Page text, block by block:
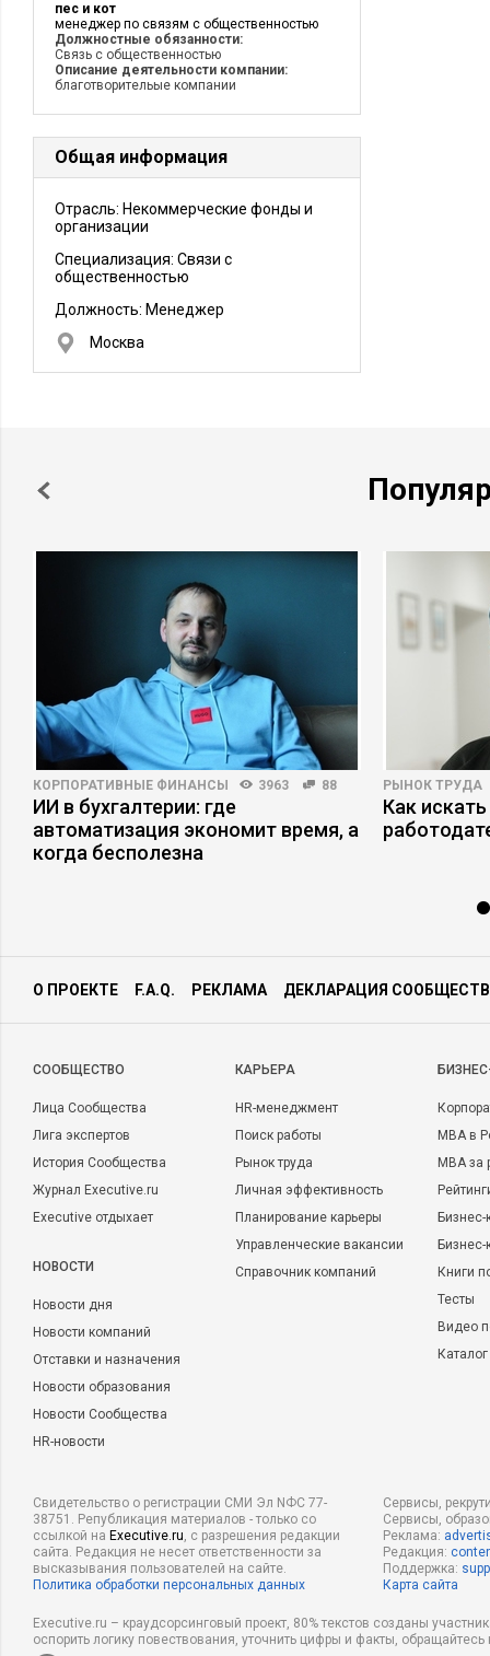
пес и кот
менеджер по связям с общественностью
Должностные обязанности:
Связь с общественностью
Описание деятельности компании:
благотворительые компании
Общая информация
Отрасль: Некоммерческие фонды и
организации
Специализация: Связи с
общественностью
Должность: Менеджер
Москва
КОРПОРАТИВНЫЕ ФИНАНСЫ 3963 88
ИИ в бухгалтерии: где
автоматизация экономит время, а
когда бесполезна
РЫНОК ТРУДА
Как
О ПРОЕКТЕ F.A.Q. РЕКЛАМА ДЕКЛАРАЦИЯ
CООБЩЕСТВО
Лица Сообщества
Лига экспертов
История Сообщества
Журнал Executive.ru
Executive отдыхает
НОВОСТИ
Новости дня
Новости компаний
Отставки и назначения
Новости образования
Новости Сообщества
HR-новости
КАРЬЕРА
HR-менеджмент
Поиск работы
Рынок труда
Личная эффективность
Планирование карьеры
Управленческие вакансии
Справочник компаний
MBA в
MBA
Бизнес-
Книги
Тесты
Видео
Свидетельство о регистрации СМИ Эл NФС 77-
38751. Републикация материалов - только со
ссылкой на Executive.ru, с разрешения редакции
сайта. Редакция не несет ответственности за
высказывания пользователей на сайте.
Политика обработки персональных данных
Сервисы,
Сервисы,
Реклама:
Редакция:
Поддержка:
Карта сайта
Executive.ru – краудсорсинговый проект, 80% текстов созданы
оспорить логику повествования, уточнить цифры и факты,